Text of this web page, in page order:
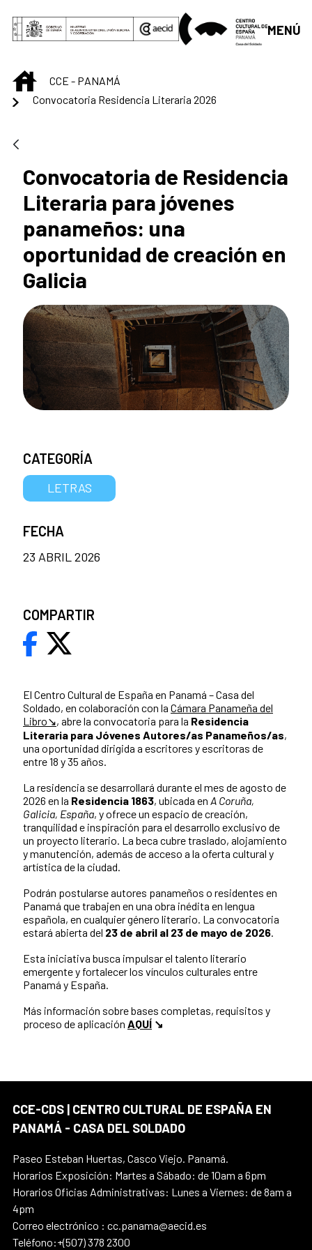
Saltar al contenido principal
MENÚ
INICIOCCE - PANAMÁ
Convocatoria Residencia Literaria 2026
Convocatoria de Residencia
Literaria para jóvenes
panameños: una
oportunidad de creación en
Galicia
El Centro Cultural de España en Panamá – Casa del
Soldado, en colaboración con la Cámara Panameña del
Libro↘, abre la convocatoria para la Residencia
Literaria para Jóvenes Autores/as Panameños/as,
una oportunidad dirigida a escritores y escritoras de
entre 18 y 35 años.
La residencia se desarrollará durante el mes de agosto de
2026 en la Residencia 1863, ubicada en A Coruña,
Galicia, España, y ofrece un espacio de creación,
tranquilidad e inspiración para el desarrollo exclusivo de
un proyecto literario. La beca cubre traslado, alojamiento
y manutención, además de acceso a la oferta cultural y
artística de la ciudad.
Podrán postularse autores panameños o residentes en
Panamá que trabajen en una obra inédita en lengua
española, en cualquier género literario. La convocatoria
estará abierta del 23 de abril al 23 de mayo de 2026
Esta iniciativa busca impulsar el talento literario
emergente y fortalecer los vínculos culturales entre
Panamá y España.
Más información sobre bases completas, requisitos y
proceso de aplicación AQUÍ ↘
CATEGORÍA
LETRAS
FECHA
23 ABRIL 2026
COMPARTIR
CCE-CDS | CENTRO CULTURAL DE ESPAÑA EN
PANAMÁ - CASA DEL SOLDADO
Paseo Esteban Huertas, Casco Viejo. Panamá.
Horarios Exposición: Martes a Sábado: de 10am a 6pm
Horarios Oficias Administrativas: Lunes a Viernes: de 8am a
4pm
Correo electrónico : cc.panama@aecid.es
Teléfono:+(507) 378 2300